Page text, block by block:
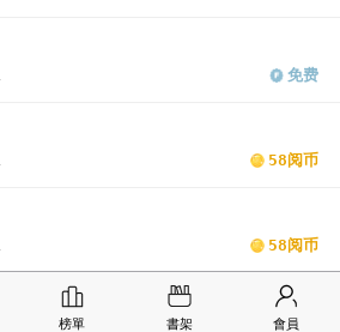
免费
58阅币
58阅币
榜單 書架 會員